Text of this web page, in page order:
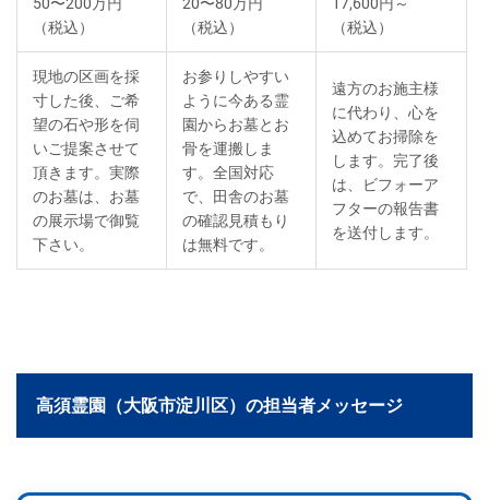
（税込）
（税込）
（税込）
現地の区画を採
寸した後、ご希
望の石や形を伺
いご提案させて
頂きます。実際
のお墓は、お墓
の展示場で御覧
下さい。
お参りしやすい
ように今ある霊
園からお墓とお
骨を運搬しま
す。全国対応
で、田舎のお墓
の確認見積もり
は無料です。
遠方のお施主様
に代わり、心を
込めてお掃除を
します。完了後
は、ビフォーア
フターの報告書
を送付します。
高須霊園（大阪市淀川区）の担当者メッセージ